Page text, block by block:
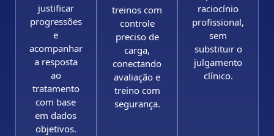
justificar
progressões
e
acompanhar
a resposta
ao
tratamento
com base
em dados
objetivos.
treinos com
controle
preciso de
carga,
conectando
avaliação e
treino com
segurança.
raciocínio
profissional,
sem
substituir o
julgamento
clínico.